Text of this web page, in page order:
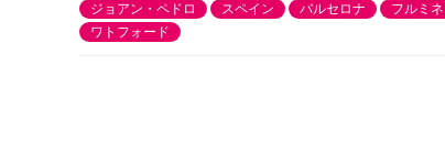
ジョアン・ペドロ スペイン バルセロナ フルミ
ワトフォード